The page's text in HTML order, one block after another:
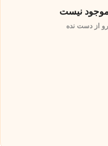
موجود نیست
رو از دست نده